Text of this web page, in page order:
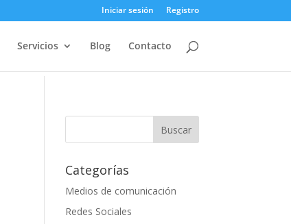
Iniciar sesión Registro
Servicios Blog Contacto
Categorías
Medios de comunicación
Redes Sociales